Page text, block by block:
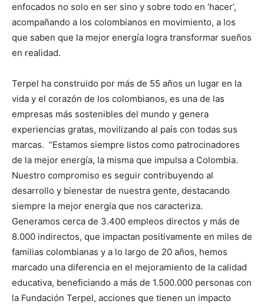
enfocados no solo en ser sino y sobre todo en ‘hacer’,
acompañando a los colombianos en movimiento, a los
que saben que la mejor energía logra transformar sueños
en realidad.
Terpel ha construido por más de 55 años un lugar en la
vida y el corazón de los colombianos, es una de las
empresas más sostenibles del mundo y genera
experiencias gratas, movilizando al país con todas sus
marcas. “Estamos siempre listos como patrocinadores
de la mejor energía, la misma que impulsa a Colombia.
Nuestro compromiso es seguir contribuyendo al
desarrollo y bienestar de nuestra gente, destacando
siempre la mejor energía que nos caracteriza.
Generamos cerca de 3.400 empleos directos y más de
8.000 indirectos, que impactan positivamente en miles de
familias colombianas y a lo largo de 20 años, hemos
marcado una diferencia en el mejoramiento de la calidad
educativa, beneficiando a más de 1.500.000 personas con
la Fundación Terpel, acciones que tienen un impacto